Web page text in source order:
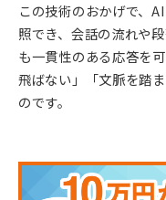
この技術のおかげで、
照でき、会話の流れや
も一貫性のある応答を
飛ばない」「文脈を踏
のです。